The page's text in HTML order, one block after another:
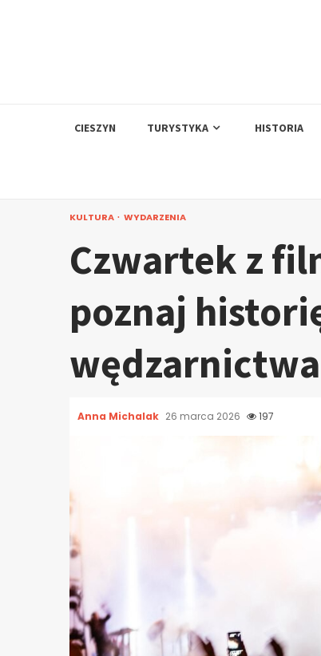
CIESZYN TURYSTYKA HISTORIA
KULTURA WYDARZENIA
Czwartek z
poznaj
Anna Michalak 26 marca 2026 197